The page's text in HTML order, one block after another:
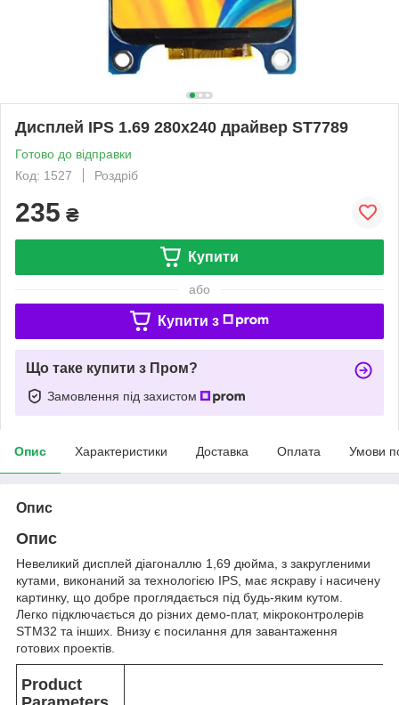
Дисплей IPS 1.69 280х240 драйвер ST7789
Готово до відправки
Код: 1527
Роздріб
235 ₴
Купити
або
Купити з
Що таке купити з Пром?
Замовлення під захистом
Опис Характеристики Доставка Оплата Умови
Опис
Опис
Невеликий дисплей діагоналлю 1,69 дюйма, з закругленими
кутами, виконаний за технологією IPS, має яскраву і насичену
картинку, що добре проглядається під будь-яким кутом.
Легко підключається до різних демо-плат, мікроконтролерів
STM32 та інших. Внизу є посилання для завантаження
готових проектів.
Product